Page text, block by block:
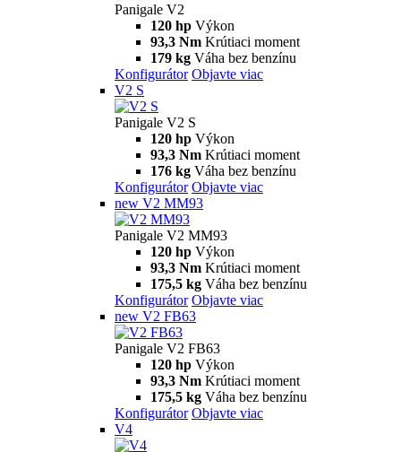
Panigale V2
120 hp Výkon
93,3 Nm Krútiaci moment
179 kg Váha bez benzínu
Konfigurátor Objavte viac
V2 S
Panigale V2 S
120 hp Výkon
93,3 Nm Krútiaci moment
176 kg Váha bez benzínu
Konfigurátor Objavte viac
new V2 MM93
Panigale V2 MM93
120 hp Výkon
93,3 Nm Krútiaci moment
175,5 kg Váha bez benzínu
Konfigurátor Objavte viac
new V2 FB63
Panigale V2 FB63
120 hp Výkon
93,3 Nm Krútiaci moment
175,5 kg Váha bez benzínu
Konfigurátor Objavte viac
V4